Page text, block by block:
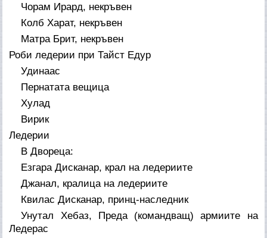
Чорам Ирард, некръвен
Колб Харат, некръвен
Матра Брит, некръвен
Роби ледерии при Тайст Едур
Удинаас
Пернатата вещица
Хулад
Вирик
Ледерии
В Двореца:
Езгара Дисканар, крал на ледериите
Джанал, кралица на ледериите
Квилас Дисканар, принц-наследник
Унутал Хебаз, Преда (командващ) армиите на
Ледерас